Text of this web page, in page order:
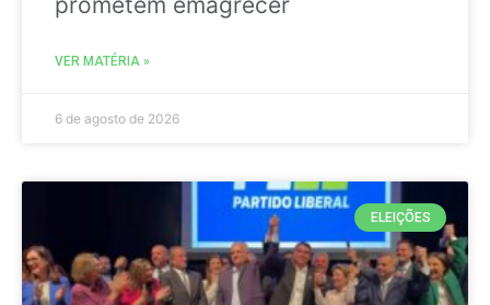
VER MATÉRIA »
6 de agosto de 2026
ELEIÇÕES